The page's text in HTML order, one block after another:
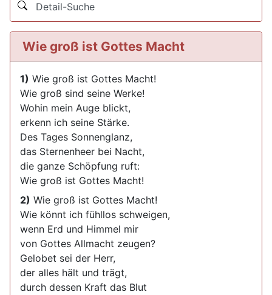
Detail-Suche
Wie groß ist Gottes Macht
1) Wie groß ist Gottes Macht!
Wie groß sind seine Werke!
Wohin mein Auge blickt,
erkenn ich seine Stärke.
Des Tages Sonnenglanz,
das Sternenheer bei Nacht,
die ganze Schöpfung ruft:
Wie groß ist Gottes Macht!
2) Wie groß ist Gottes Macht!
Wie könnt ich fühllos schweigen,
wenn Erd und Himmel mir
von Gottes Allmacht zeugen?
Gelobet sei der Herr,
der alles hält und trägt,
durch dessen Kraft das Blut